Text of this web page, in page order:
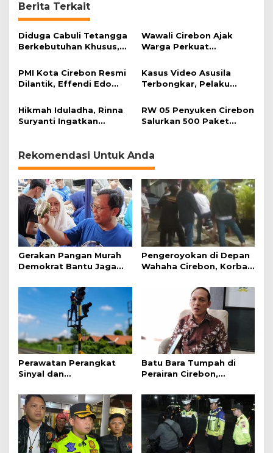
Berita Terkait
Diduga Cabuli Tetangga
Berkebutuhan Khusus,
Wawali Cirebon Ajak
Warga Perkuat
Momentum Harjad ke-
599
PMI Kota Cirebon Resmi
Dilantik, Effendi Edo
Bencana
Kasus Video Asusila
Terbongkar, Pelaku
Korban Baru
Hikmah Iduladha, Rinna
Suryanti Ingatkan
RW 05 Penyuken Cirebon
Salurkan 500 Paket
Rekomendasi Untuk Anda
Gerakan Pangan Murah
Demokrat Bantu Jaga
Pengeroyokan di Depan
Wahaha Cirebon, Korban
Perawatan Perangkat
Sinyal dan
Perjalanan Kereta Api
Batu Bara Tumpah di
Perairan Cirebon,
Hijau